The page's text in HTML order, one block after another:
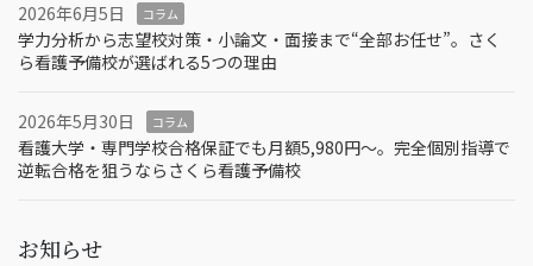
2026年6月5日 コラム
学力分析から志望校対策・小論文・面接まで“全部お任せ”。さく
ら看護予備校が選ばれる5つの理由
2026年5月30日 コラム
看護大学・専門学校合格保証でも月額5,980円〜。完全個別指導で
逆転合格を狙うならさくら看護予備校
お知らせ